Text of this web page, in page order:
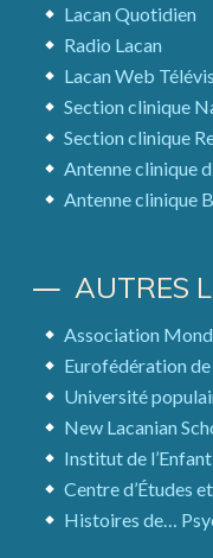
Lacan Quotidien
Radio Lacan
Lacan Web
Section clinique
Section clinique
Antenne clinique
Antenne clinique
AUTRES
Association
Eurofédération
Université
New Lacanian
Institut de l’Enfant
Centre d’Études
Histoires de…